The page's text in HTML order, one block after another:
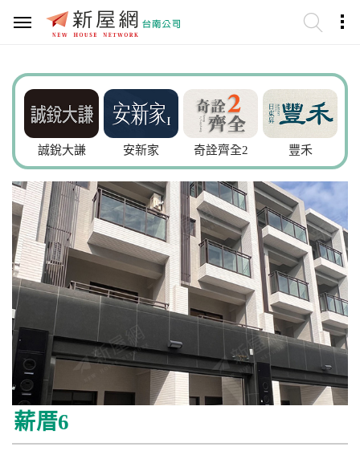
誠銳大謙 安新家 奇詮齊全2 豐禾
薪厝6